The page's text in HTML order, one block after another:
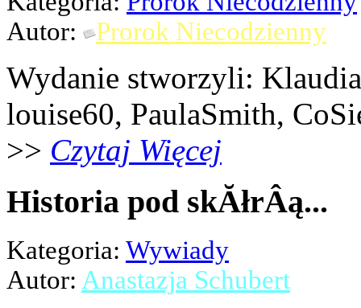
Autor:
Prorok Niecodzienny
Wydanie stworzyli:
louise60, PaulaSmith,
>> Czytaj Więcej
Historia pod skĂłrÂą...
Kategoria: Wywiady
Autor: Anastazja Schubert